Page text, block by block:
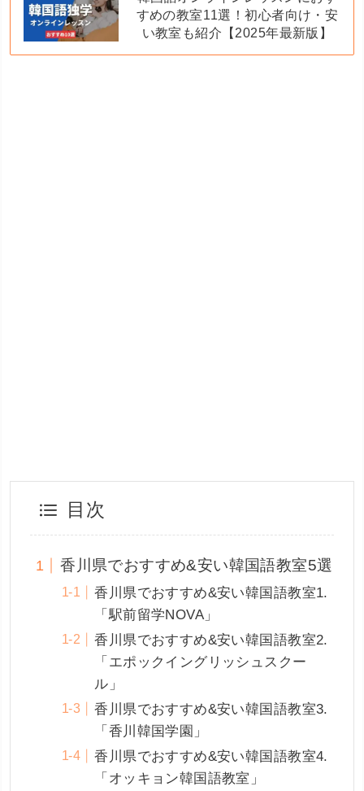
すめの教室11選！初心者向け・安
い教室も紹介【2025年最新版】
目次
香川県でおすすめ&安い韓国語教室5選
香川県でおすすめ&安い韓国語教室1.
「駅前留学NOVA」
香川県でおすすめ&安い韓国語教室2.
「エポックイングリッシュスクー
ル」
香川県でおすすめ&安い韓国語教室3.
「香川韓国学園」
香川県でおすすめ&安い韓国語教室4.
「オッキョン韓国語教室」